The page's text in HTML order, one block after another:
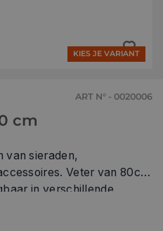
KIES JE VARIANT
ART N° - 0020006
cm
van sieraden,
Veter van 80cm